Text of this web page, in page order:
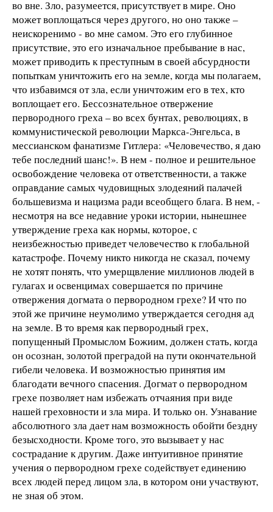
во вне. Зло, разумеется, присутствует в мире. Оно
может воплощаться через другого, но оно также –
неискоренимо - во мне самом. Это его глубинное
присутствие, это его изначальное пребывание в нас,
может приводить к преступным в своей абсурдности
попыткам уничтожить его на земле, когда мы полагаем,
что избавимся от зла, если уничтожим его в тех, кто
воплощает его. Бессознательное отвержение
первородного греха – во всех бунтах, революциях, в
коммунистической революции Маркса-Энгельса, в
мессианском фанатизме Гитлера: «Человечество, я даю
тебе последний шанс!». В нем - полное и решительное
освобождение человека от ответственности, а также
оправдание самых чудовищных злодеяний палачей
большевизма и нацизма ради всеобщего блага. В нем, -
несмотря на все недавние уроки истории, нынешнее
утверждение греха как нормы, которое, с
неизбежностью приведет человечество к глобальной
катастрофе. Почему никто никогда не сказал, почему
не хотят понять, что умерщвление миллионов людей в
гулагах и освенцимах совершается по причине
отвержения догмата о первородном грехе? И что по
этой же причине неумолимо утверждается сегодня ад
на земле. В то время как первородный грех,
попущенный Промыслом Божиим, должен стать, когда
он осознан, золотой преградой на пути окончательной
гибели человека. И возможностью принятия им
благодати вечного спасения. Догмат о первородном
грехе позволяет нам избежать отчаяния при виде
нашей греховности и зла мира. И только он. Узнавание
абсолютного зла дает нам возможность обойти бездну
безысходности. Кроме того, это вызывает у нас
сострадание к другим. Даже интуитивное принятие
учения о первородном грехе содействует единению
всех людей перед лицом зла, в котором они участвуют,
не зная об этом.